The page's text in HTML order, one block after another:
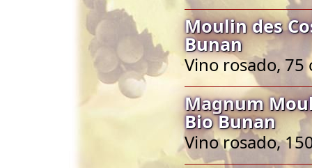
Moulin des
Bunan
Vino rosado, 75
Magnum
Bio Bunan
Vino rosado,